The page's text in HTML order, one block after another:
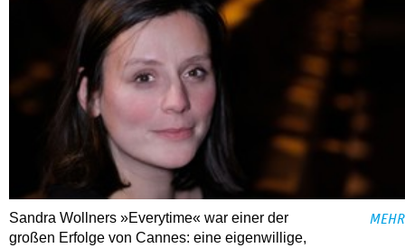
Sandra Wollners »Everytime« war einer der
großen Erfolge von Cannes: eine eigenwillige,
MEHR